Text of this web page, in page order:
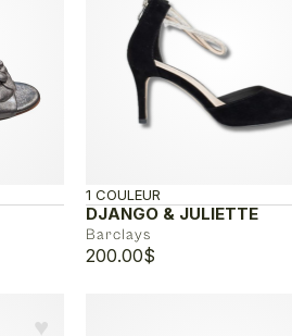
DJANGO & JULIETTE
Barclays
1 COULEUR
200.00$
♥︎